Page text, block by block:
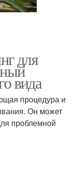
для
вида
процедура и
Он может
проблемной